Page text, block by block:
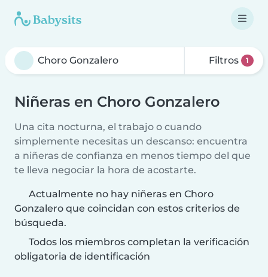
Filtros 1
Niñeras en Choro Gonzalero
Una cita nocturna, el trabajo o cuando
simplemente necesitas un descanso: encuentra
a niñeras de confianza en menos tiempo del que
te lleva negociar la hora de acostarte.
Actualmente no hay niñeras en Choro
Gonzalero que coincidan con estos criterios de
búsqueda.
Todos los miembros completan la verificación
obligatoria de identificación